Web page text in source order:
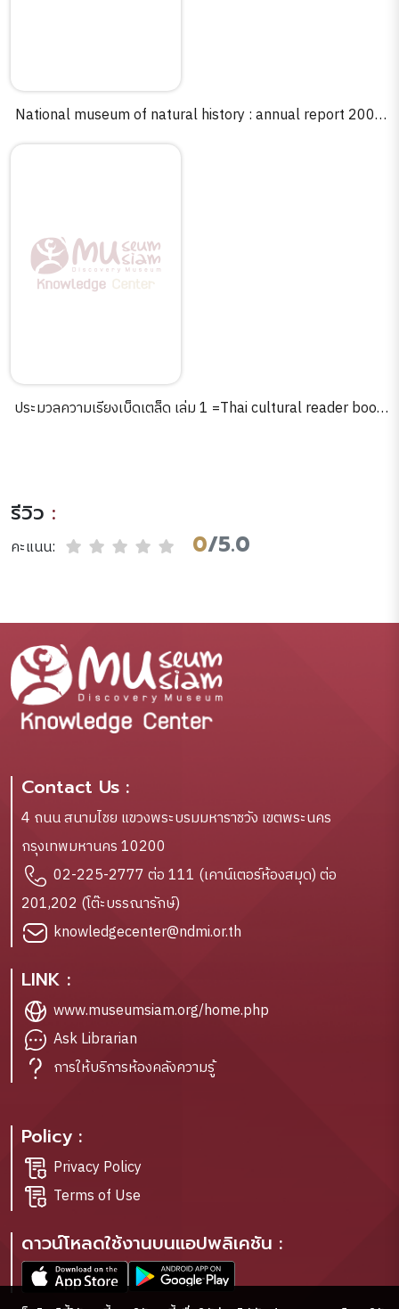
National museum of natural history : annual report 2005
ประมวลความเรียงเบ็ดเตล็ด เล่ม 1 =Thai cultural reader book
รีวิว :
คะแนน: 0/5.0
Contact Us :
4 ถนน สนามไชย แขวงพระบรมมหาราชวัง เขตพระนคร
กรุงเทพมหานคร 10200
02-225-2777 ต่อ 111 (เคาน์เตอร์ห้องสมุด) ต่อ
201,202 (โต๊ะบรรณารักษ์)
knowledgecenter@ndmi.or.th
LINK :
www.museumsiam.org/home.php
Ask Librarian
การให้บริการห้องคลังความรู้
Policy :
Privacy Policy
Terms of Use
ดาวน์โหลดใช้งานบนแอปพลิเคชัน :